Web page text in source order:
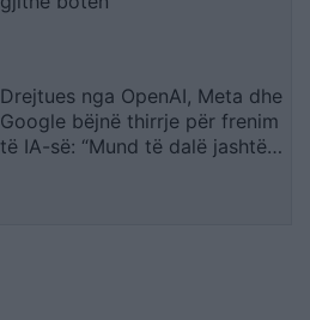
Drejtues nga OpenAI, Meta dhe
Google bëjnë thirrje për frenim
të IA-së: “Mund të dalë jashtë